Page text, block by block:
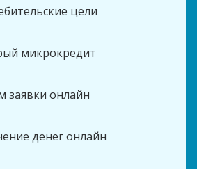
цели
микрокредит
заявки онлайн
денег онлайн